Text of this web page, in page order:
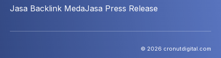
Jasa Backlink MedaJasa Press Release
© 2026 cronutdigital.com